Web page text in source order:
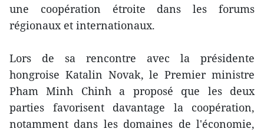
une coopération étroite dans les forums
régionaux et internationaux.
Lors de sa rencontre avec la présidente
hongroise Katalin Novak, le Premier ministre
Pham Minh Chinh a proposé que les deux
parties favorisent davantage la coopération,
notamment dans les domaines de l'économie,